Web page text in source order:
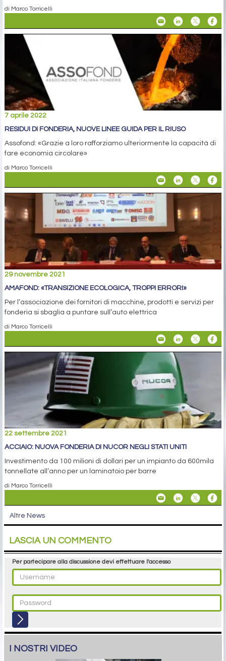
di Marco Torricelli
7 aprile 2022
RESIDUI DI FONDERIA, NUOVE LINEE GUIDA PER IL RIUSO
Assofond: «Grazie a loro rafforziamo ulteriormente la capacità di
fare economia circolare»
di Marco Torricelli
29 novembre 2021
AMAFOND: «TRANSIZIONE ECOLOGICA, TROPPI ERRORI»
Per l’associazione dei fornitori di macchine, prodotti e servizi per
fonderia si sbaglia a puntare sull’auto elettrica
di Marco Torricelli
22 settembre 2021
ACCIAIO: NUOVA FONDERIA DI NUCOR NEGLI STATI UNITI
Investimento da 100 milioni di dollari per un impianto da 600mila
tonnellate all’anno per un laminatoio per barre
di Marco Torricelli
Altre News
LASCIA UN COMMENTO
Per partecipare alla discussione devi effettuare l'accesso
I NOSTRI VIDEO